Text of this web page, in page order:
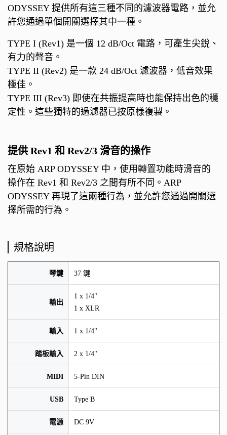
ODYSSEY 提供所有這三種不同的濾波器電路，並允
許您通過單個開關選擇其中一種。
TYPE I (Rev1) 是一個 12 dB/Oct 電路，可產生尖銳、
有力的聲音。
TYPE II (Rev2) 是一款 24 dB/Oct 濾波器，低音效果
極佳。
TYPE III (Rev3) 即使在共振提高時也能保持出色的穩
定性。這些獨特的過濾器已按原樣複製。
提供 Rev1 和 Rev2/3 滑音的操作
在原始 ARP ODYSSEY 中，使用轉置功能時滑音的
操作在 Rev1 和 Rev2/3 之間有所不同。ARP
ODYSSEY 再現了這兩種行為，並允許您通過開關選
擇所需的行為。
規格說明
琴鍵 37 鍵
輸出
1 x 1/4"
1 x XLR
輸入 1 x 1/4"
踏板輸入 2 x 1/4"
MIDI 5-Pin DIN
USB Type B
電源 DC 9V